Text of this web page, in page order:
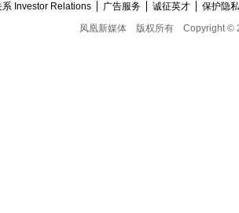
系 Investor Relations 广告服务 诚征英才
保护隐
凤凰新媒体
版权所有 Copyright ©